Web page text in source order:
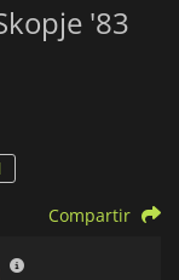
'83
Compartir